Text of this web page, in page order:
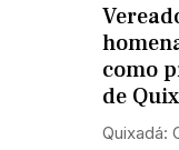
como
de
Quixadá: